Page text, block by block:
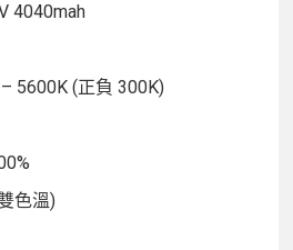
4040mah
5600K (正負 300K)
色溫)